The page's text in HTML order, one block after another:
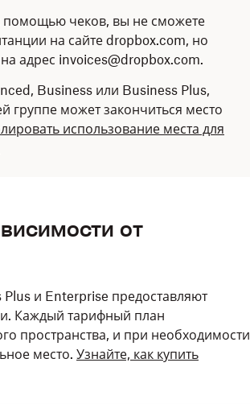
помощью чеков, вы не сможете
на сайте dropbox.com, но
адрес invoices@dropbox.com.
Business или Business Plus,
группе может закончиться место
использование места для
от
и Enterprise предоставляют
Каждый тарифный план
пространства, и при необходимости
место. Узнайте, как купить